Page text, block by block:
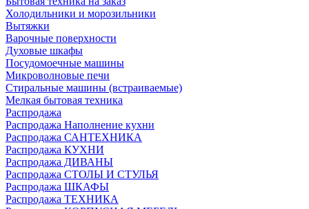
Холодильники и морозильники
Вытяжки
Варочные поверхности
Духовые шкафы
Посудомоечные машины
Микроволновые печи
Стиральные машины (встраиваемые)
Мелкая бытовая техника
Распродажа
Распродажа Наполнение кухни
Распродажа САНТЕХНИКА
Распродажа КУХНИ
Распродажа ДИВАНЫ
Распродажа СТОЛЫ И СТУЛЬЯ
Распродажа ШКАФЫ
Распродажа ТЕХНИКА